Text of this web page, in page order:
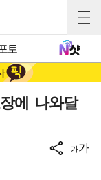
토
에 나와달
가가